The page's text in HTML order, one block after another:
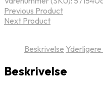
Previous Product
Next Product
Beskrivelse
Beskrivelse